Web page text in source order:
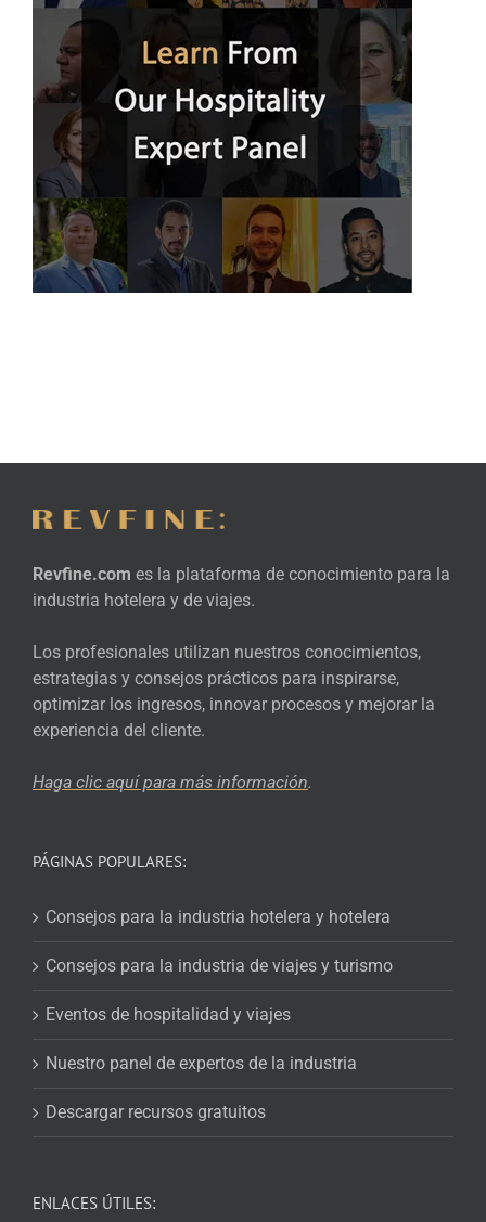
Revfine.com es la plataforma de conocimiento para la
industria hotelera y de viajes.
Los profesionales utilizan nuestros conocimientos,
estrategias y consejos prácticos para inspirarse,
optimizar los ingresos, innovar procesos y mejorar la
experiencia del cliente.
Haga clic aquí para más información.
PÁGINAS POPULARES:
Consejos para la industria hotelera y hotelera
Consejos para la industria de viajes y turismo
Eventos de hospitalidad y viajes
Nuestro panel de expertos de la industria
Descargar recursos gratuitos
ENLACES ÚTILES: